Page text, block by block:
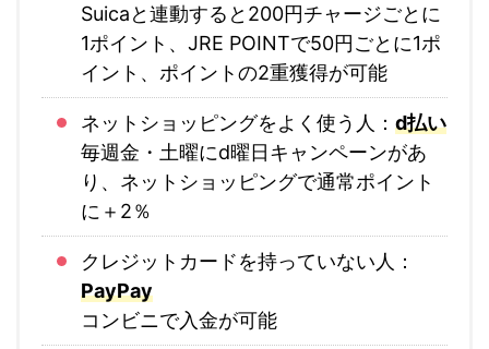
Suicaと連動すると200円チャージごとに
1ポイント、JRE POINTで50円ごとに1ポ
イント、ポイントの2重獲得が可能
ネットショッピングをよく使う人： d払い
毎週金・土曜にd曜日キャンペーンがあ
り、ネットショッピングで通常ポイント
に＋2％
クレジットカードを持っていない人：
PayPay
コンビニで入金が可能